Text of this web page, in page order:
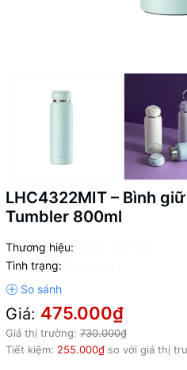
LHC4322MIT – Bình
Tumbler 800ml
Thương hiệu:
Tình trạng:
Giá: 475.000₫
Giá thị trường: 730.000₫
Tiết kiệm: 255.000₫ so với giá thị